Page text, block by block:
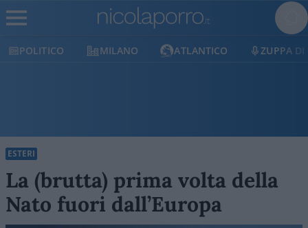
POLITICO MILANO ATLANTICO ZUPPA DI
ESTERI
La (brutta) prima volta della
Nato fuori dall’Europa